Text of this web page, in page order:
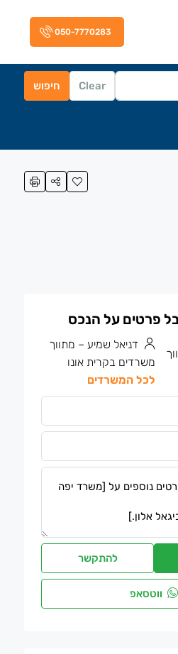
050-7770283
Clear חיפוש
דניאל שמיע – מתווך
משרדים בקרית אונו
לכל המשרדים
להתקשר
ווטסאפ